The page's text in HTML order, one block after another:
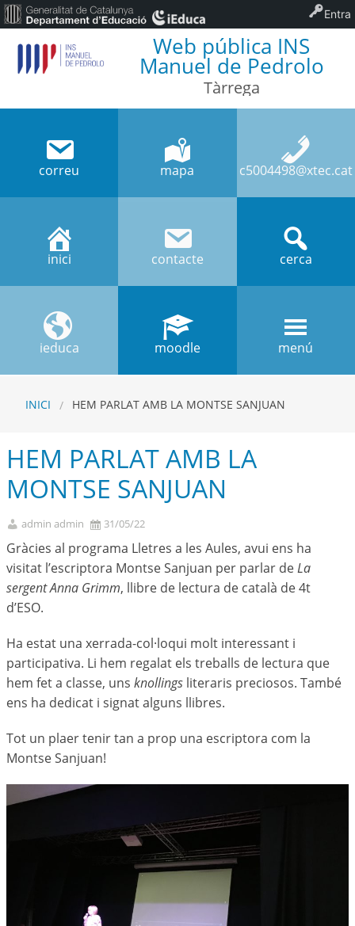
Web pública INS
Manuel de Pedrolo
Tàrrega
correu mapa c5004498@xtec.cat
inici contacte cerca
ieduca moodle menú
INICI HEM PARLAT AMB LA MONTSE SANJUAN
HEM PARLAT AMB LA
MONTSE SANJUAN
admin admin 31/05/22
Gràcies al programa Lletres a les Aules, avui ens ha
visitat l’escriptora Montse Sanjuan per parlar deLa
sergentAnna Grimm, llibre de lectura de català de 4t
d’ESO.
Ha estat una xerrada-col·loqui molt interessant i
participativa. Li hem regalat els treballs de lectura que
hem fet a classe, uns knollings literaris preciosos. També
ens ha dedicat i signat alguns llibres.
Tot un plaer tenir tan a prop una escriptora com la
Montse Sanjuan!
Entra